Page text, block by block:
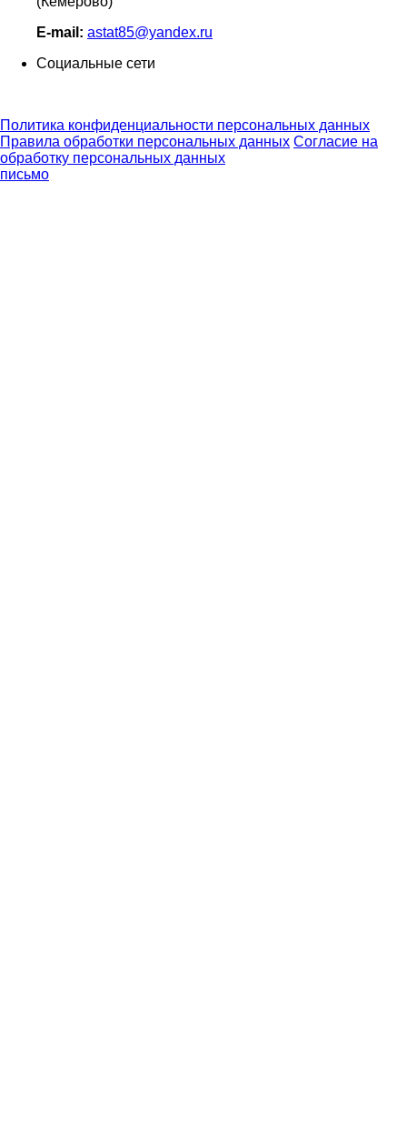
E-mail: astat85@yandex.ru
Социальные сети
Политика конфиденциальности персональных данных
Правила обработки персональных данных Согласие на
обработку персональных данных
письмо